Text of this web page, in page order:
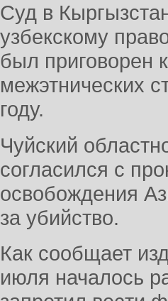
Суд в
узбекскому
был приговорен
межэтнических
году.
Чуйский
согласился с
освобождения
за убийство.
Как сообщает
июля началось